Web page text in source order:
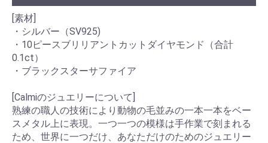
[素材]
・シルバー（SV925)
・10ピースブリリアントカットダイヤモンド（合計
0.1ct）
・ブラックスターサファイア
[Calmiのジュエリーについて]
熟練の職人の技術により動物の毛並みの一本一本をベー
スメタル上に表現。一つ一つの模様は手作業で刻まれる
ため、世界に一つだけ、あなただけのためのジュエリー